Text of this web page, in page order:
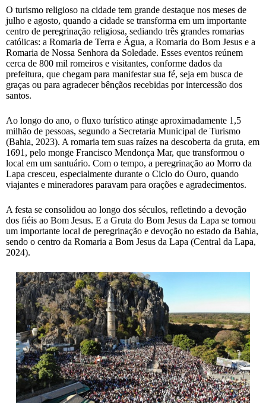
O turismo religioso na cidade tem grande destaque nos meses de
julho e agosto, quando a cidade se transforma em um importante
centro de peregrinação religiosa, sediando três grandes romarias
católicas: a Romaria de Terra e Água, a Romaria do Bom Jesus e a
Romaria de Nossa Senhora da Soledade. Esses eventos reúnem
cerca de 800 mil romeiros e visitantes, conforme dados da
prefeitura, que chegam para manifestar sua fé, seja em busca de
graças ou para agradecer bênçãos recebidas por intercessão dos
santos.
Ao longo do ano, o fluxo turístico atinge aproximadamente 1,5
milhão de pessoas, segundo a Secretaria Municipal de Turismo
(Bahia, 2023). A romaria tem suas raízes na descoberta da gruta, em
1691, pelo monge Francisco Mendonça Mar, que transformou o
local em um santuário. Com o tempo, a peregrinação ao Morro da
Lapa cresceu, especialmente durante o Ciclo do Ouro, quando
viajantes e mineradores paravam para orações e agradecimentos.
A festa se consolidou ao longo dos séculos, refletindo a devoção
dos fiéis ao Bom Jesus. E a Gruta do Bom Jesus da Lapa se tornou
um importante local de peregrinação e devoção no estado da Bahia,
sendo o centro da Romaria a Bom Jesus da Lapa (Central da Lapa,
2024).